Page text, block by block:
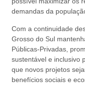
demandas da
Com a continuidade
Grosso do Sul
Públicas-Privadas,
sustentável e inclusivo
que novos projetos
benefícios sociais e